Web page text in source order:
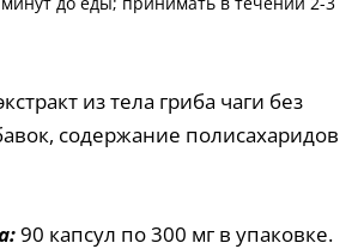
из тела гриба чаги без
содержание полисахаридов
90 капсул по 300 мг в упаковке.